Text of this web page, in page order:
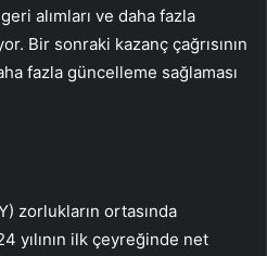
alımları ve daha fazla
Bir sonraki kazanç çağrısının
fazla güncelleme sağlaması
zorlukların ortasında
yılının ilk çeyreğinde net